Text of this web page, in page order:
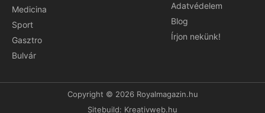
Medicina
Sport
Gasztro
Bulvár
Adatvédelem
Blog
Írjon nekünk!
Copyright © 2026 Royalmagazin.hu
Sitebuild: Kreativweb.hu